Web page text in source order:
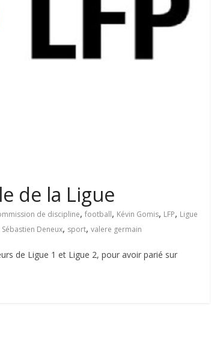
de la Ligue
de discipline, football, Kévin Gomis, LFP, Ligue
Sébastien Deneux, sport, valere germain
de Ligue 1 et Ligue 2, pour avoir parié sur